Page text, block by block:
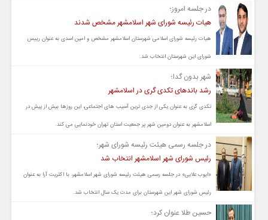
در جلسه امروز؛
هیات رئیسه شورای شهر اسلامشهر مشخص شدند
هیات رئیسه شورای اسلامی شهرستان اسلامشهر مشخص و امین اسدی به عنوان رییس
شورای این شهرستان انتخاب شد.
شهر بدون گدا؛
رشد باندهای تکدی گری در اسلامشهر
تکدی گری به عنوان یکی از جدی ترین آسیب های اجتماعی، این روزها بیش از پیش در
اسلامشهر به عنوان دومین شهر پر جمعیت استان تهران خودنمایی می کند.
در جلسه رسمی هیئت رئیسه شورای شهر؛
رئیس شورای شهر اسلامشهر انتخاب شد
«ایوب علایی» در جلسه رسمی هیئت رئیسه شورای شهر اسلامشهر، با اکثریت آرا به عنوان
رئیس شورای شهر این شهرستان برای مدت یک سال انتخاب شد.
حسین طلا عنوان کرد؛